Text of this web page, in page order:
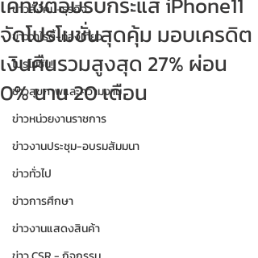
ข่าวสังคม-ธุรกิจ
ข่าววาไรตี้-ท่องเที่ยว
โปรโมชั่น!!
ข่าวสุขภาพและความงาม
ข่าวหน่วยงานราชการ
ข่าวงานประชุม-อบรมสัมมนา
ข่าวทั่วไป
ข่าวการศึกษา
ข่าวงานแสดงสินค้า
จัดโปรโมชั่นสุดคุ้ม มอบเครดิต
เงินคืนรวมสูงสุด 27% ผ่อน
0% นาน 20 เดือน